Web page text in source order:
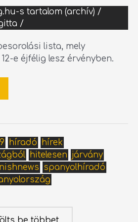
s tartalom (archív) /
/
lista, mely
e éjfélig lesz érvényben.
híradó hírek
hitelesen járvány
spanyolhíradó